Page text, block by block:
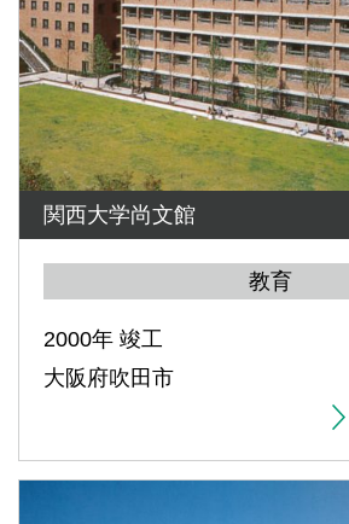
関西大学尚文館
教育
2000年 竣工
大阪府吹田市